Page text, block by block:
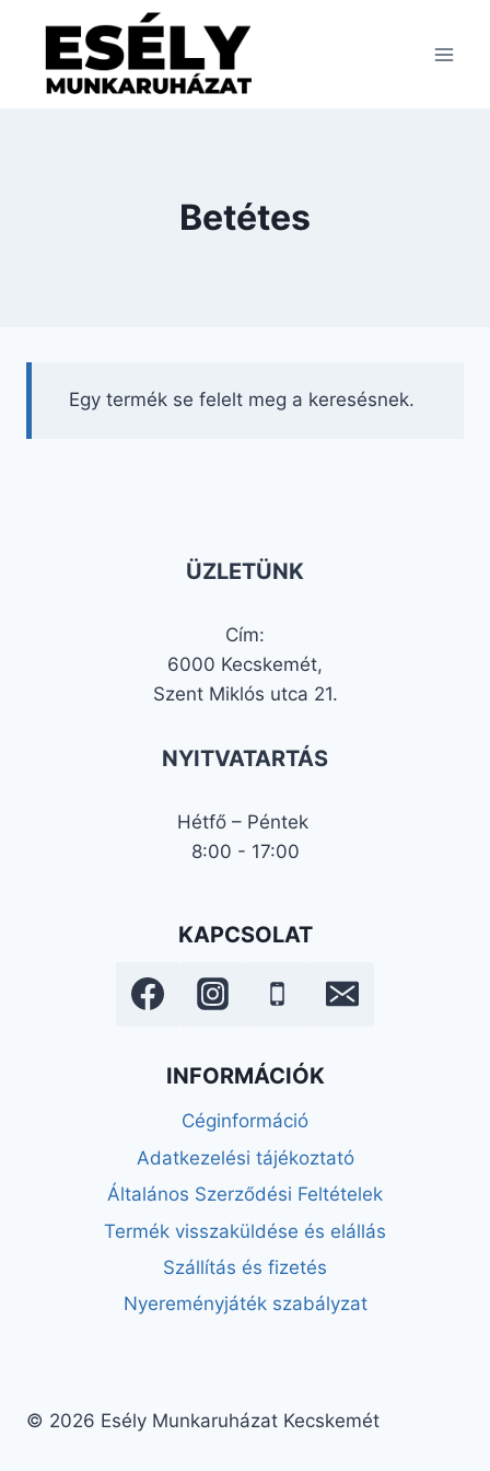
content
Betétes
Egy termék se felelt meg a keresésnek.
ÜZLETÜNK
Cím:
6000 Kecskemét,
Szent Miklós utca 21.
NYITVATARTÁS
Hétfő – Péntek
8:00 - 17:00
KAPCSOLAT
INFORMÁCIÓK
Céginformáció
Adatkezelési tájékoztató
Általános Szerződési Feltételek
Termék visszaküldése és elállás
Szállítás és fizetés
Nyereményjáték szabályzat
© 2026 Esély Munkaruházat Kecskemét